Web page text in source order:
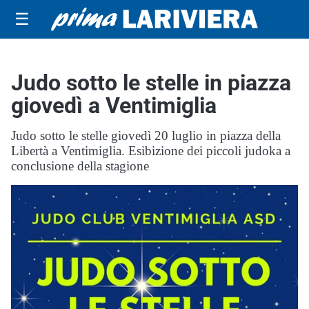
☰
Judo sotto le stelle in piazza
giovedì a Ventimiglia
Judo sotto le stelle giovedì 20 luglio in piazza della
Libertà a Ventimiglia. Esibizione dei piccoli judoka a
conclusione della stagione